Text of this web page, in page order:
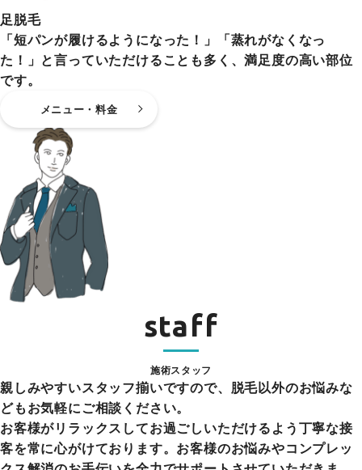
足脱毛
「短パンが履けるようになった！」「蒸れがなくなっ
た！」と言っていただけることも多く、満足度の高い部位
です。
メニュー・料金
staff
施術スタッフ
親しみやすいスタッフ揃いですので、脱毛以外のお悩みな
どもお気軽にご相談ください。
お客様がリラックスしてお過ごしいただけるよう丁寧な接
客を常に心がけております。お客様のお悩みやコンプレッ